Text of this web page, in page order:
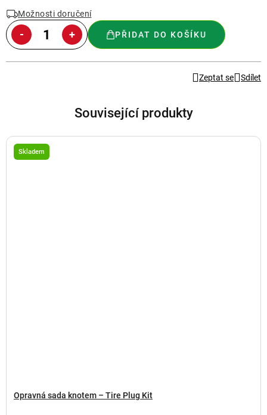
Možnosti doručení
PŘIDAT DO KOŠÍKU
Zeptat se Sdílet
Související produkty
Skladem
Opravná sada knotem – Tire Plug Kit